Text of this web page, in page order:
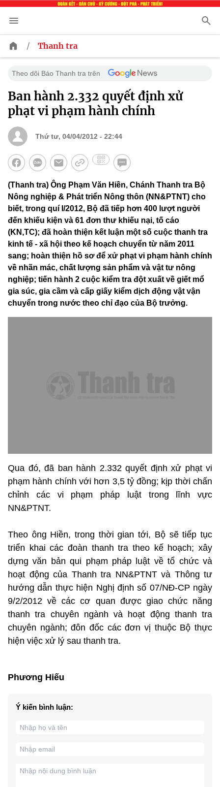
/ Thanh tra
Theo dõi Báo Thanh tra trên
Ban hành 2.332 quyết định xử
phạt vi phạm hành chính
Thứ tư, 04/04/2012 - 22:44
(Thanh tra) Ông Phạm Văn Hiền, Chánh Thanh tra Bộ
Nông nghiệp & Phát triển Nông thôn (NN&PTNT) cho
biết, trong quí I/2012, Bộ đã tiếp hơn 400 lượt người
đến khiếu kiện và 61 đơn thư khiếu nại, tố cáo
(KN,TC); đã hoàn thiện kết luận một số cuộc thanh tra
kinh tế - xã hội theo kế hoạch chuyển từ năm 2011
sang; hoàn thiện hồ sơ để xử phạt vi phạm hành chính
về nhãn mác, chất lượng sản phẩm và vật tư nông
nghiệp; tiến hành 2 cuộc kiểm tra đột xuất về giết mổ
gia súc, gia cầm và cấp giấy kiểm dịch động vật vận
chuyển trong nước theo chỉ đạo của Bộ trưởng.
Qua đó, đã ban hành 2.332 quyết định xử phạt vi
phạm hành chính với hơn 3,5 tỷ đồng; kịp thời chấn
chỉnh các vi phạm pháp luật trong lĩnh vực
NN&PTNT.
Theo ông Hiền, trong thời gian tới, Bộ sẽ tiếp tục
triển khai các đoàn thanh tra theo kế hoạch; xây
dựng văn bản qui phạm pháp luật về tổ chức và
hoạt động của Thanh tra NN&PTNT và Thông tư
hướng dẫn thực hiện Nghị định số 07/NĐ-CP ngày
9/2/2012 về các cơ quan được giao chức năng
thanh tra chuyên ngành và hoạt động thanh tra
chuyên ngành; đôn đốc các đơn vị thuộc Bộ thực
hiện việc xử lý sau thanh tra.
Phương Hiếu
Ý kiến bình luận: